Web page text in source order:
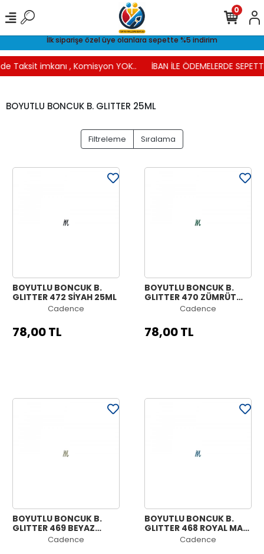
İlk siparişe özel üye olanlara sepette %5 indirim
Taksit imkanı , Komisyon YOK.. İBAN İLE ÖDEMELERDE
0
BOYUTLU BONCUK B. GLITTER 25ML
Filtreleme Sıralama
BOYUTLU BONCUK B.
GLITTER 472 SİYAH 25ML
Cadence
78,00 TL
BOYUTLU BONCUK B.
GLITTER 470 ZÜMRÜT
YEŞİLİ 25MLCadence
78,00 TL
BOYUTLU BONCUK B.
GLITTER 469 BEYAZ
ALTIN 25MLCadence
BOYUTLU BONCUK B.
GLITTER 468 ROYAL MAVİ
Cadence